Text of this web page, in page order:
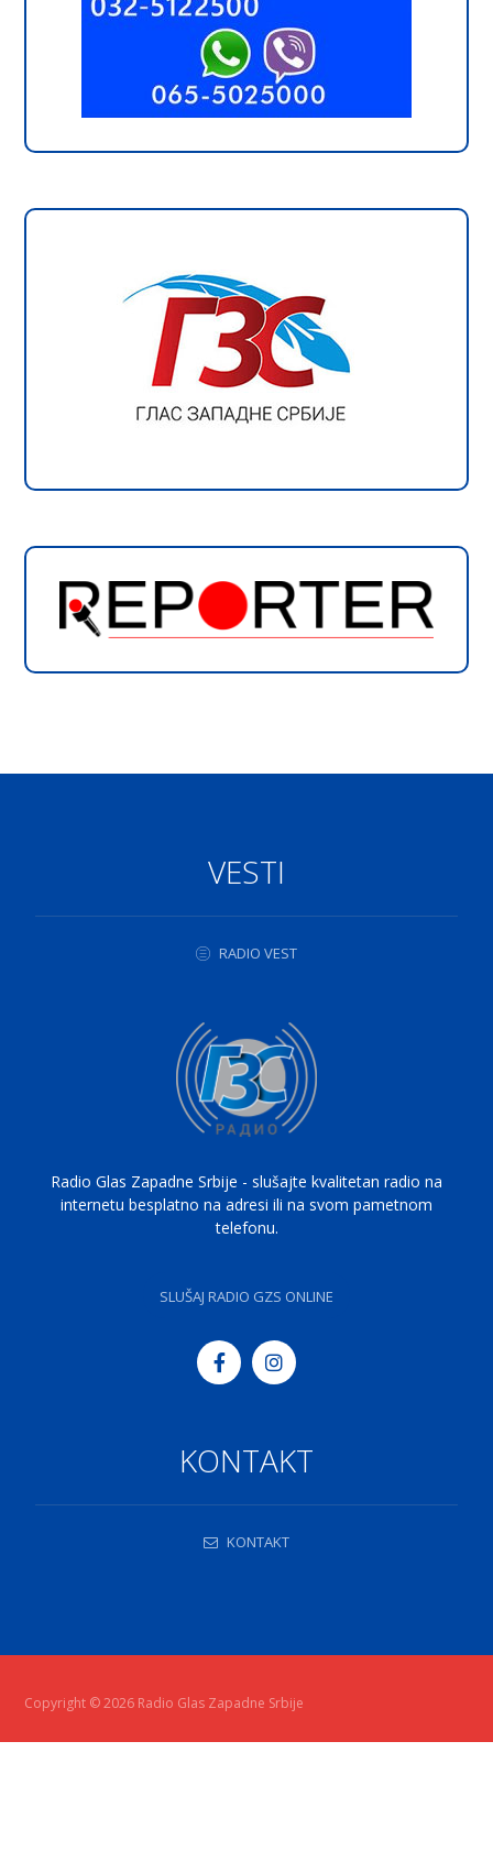
VESTI
RADIO VEST
Radio Glas Zapadne Srbije - slušajte kvalitetan radio na
internetu besplatno na adresi ili na svom pametnom
telefonu.
SLUŠAJ RADIO GZS ONLINE
KONTAKT
KONTAKT
Copyright © 2026 Radio Glas Zapadne Srbije